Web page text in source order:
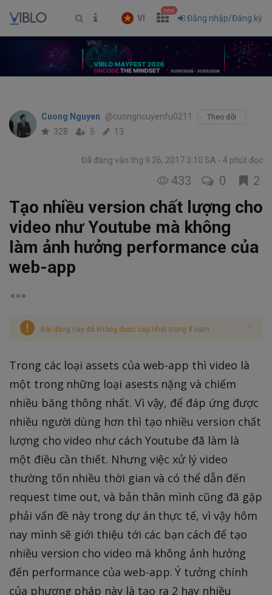
VI
new
Đăng nhập/Đăng ký
Cuong Nguyen @cuongncuyenfu0211 Theo dõi
328 5 13
Đã đăng vào thg 9 26, 2017 3:10 SA 4 phút đọc
433 0 2
Tạo nhiều version chất lượng cho
video như Youtube mà không
làm ảnh hưởng performance của
web-app
Bài đăng này đã không được cập nhật trong 8 năm
Trong các loại assets của web-app thì video là
một trong những loại asests nặng và chiếm
nhiều băng thông nhất. Vì vậy, để đáp ứng được
nhiều người dùng hơn thì tạo nhiều version chất
lượng cho video như cách Youtube đã làm là
một điều cần thiết. Nhưng việc xử lý video
thường tốn nhiều thời gian và có thể dẫn đến
request time out, và bản thân mình cũng đã gặp
phải vấn đề này trong dự án thực tế, vì vậy hôm
nay mình sẽ giới thiệu tới các bạn cách để tạo
nhiều version cho video mà không ảnh hưởng
đến performance của web-app. Ý tưởng chính
của phương pháp này là tạo ra 2 hay nhiều